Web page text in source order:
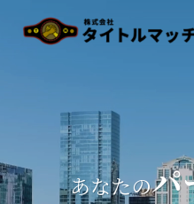
あなたのパ